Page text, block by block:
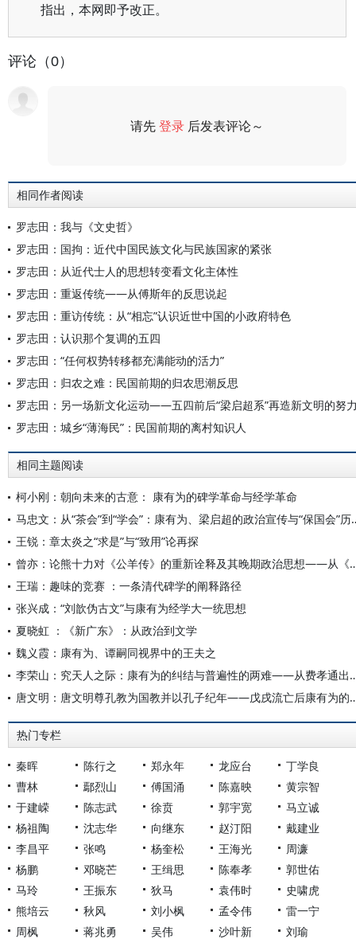
指出，本网即予改正。
评论（0）
请先登录 后发表评论～
相同作者阅读
罗志田：我与《文史哲》
罗志田：国拘：近代中国民族文化与民族国家的紧张
罗志田：从近代士人的思想转变看文化主体性
罗志田：重返传统——从傅斯年的反思说起
罗志田：重访传统：从“相忘”认识近世中国的小政府特色
罗志田：认识那个复调的五四
罗志田：“任何权势转移都充满能动的活力”
罗志田：归农之难：民国前期的归农思潮反思
罗志田：另一场新文化运动——五四前后“梁启超系”再造新文明的努
罗志田：城乡“薄海民”：民国前期的离村知识人
相同主题阅读
柯小刚：朝向未来的古意： 康有为的碑学革命与经学革命
马忠文：从“茶会”到“
王锐：章太炎之“求是”与“致用”论再探
曾亦：论熊十力对《公羊传》的重新
王瑞：趣味的竞赛 ：一条清代碑学的阐释路径
张兴成：“刘歆伪古文”与康有为经学大一统思想
夏晓虹 ：《新广东》：从政治到文学
魏义霞：康有为、谭嗣同视界中的王夫之
李荣山：究天人之际：康有为
唐文明：唐文明尊孔教为国教
热门专栏
秦晖 陈行之 郑永年 龙应台
丁学良
曹林
鄢烈山 傅国涌 陈嘉映
黄宗智
于建嵘
陈志武 徐贲 郭宇宽
马立诚
杨祖陶
沈志华 向继东 赵汀阳
戴建业
李昌平
张鸣 杨奎松 王海光
周濂
杨鹏
邓晓芒 王缉思 陈奉孝
郭世佑
马玲
王振东 狄马 袁伟时
史啸虎
熊培云
秋风 刘小枫 孟令伟
雷一宁
周枫
蒋兆勇 吴伟 沙叶新 刘瑜